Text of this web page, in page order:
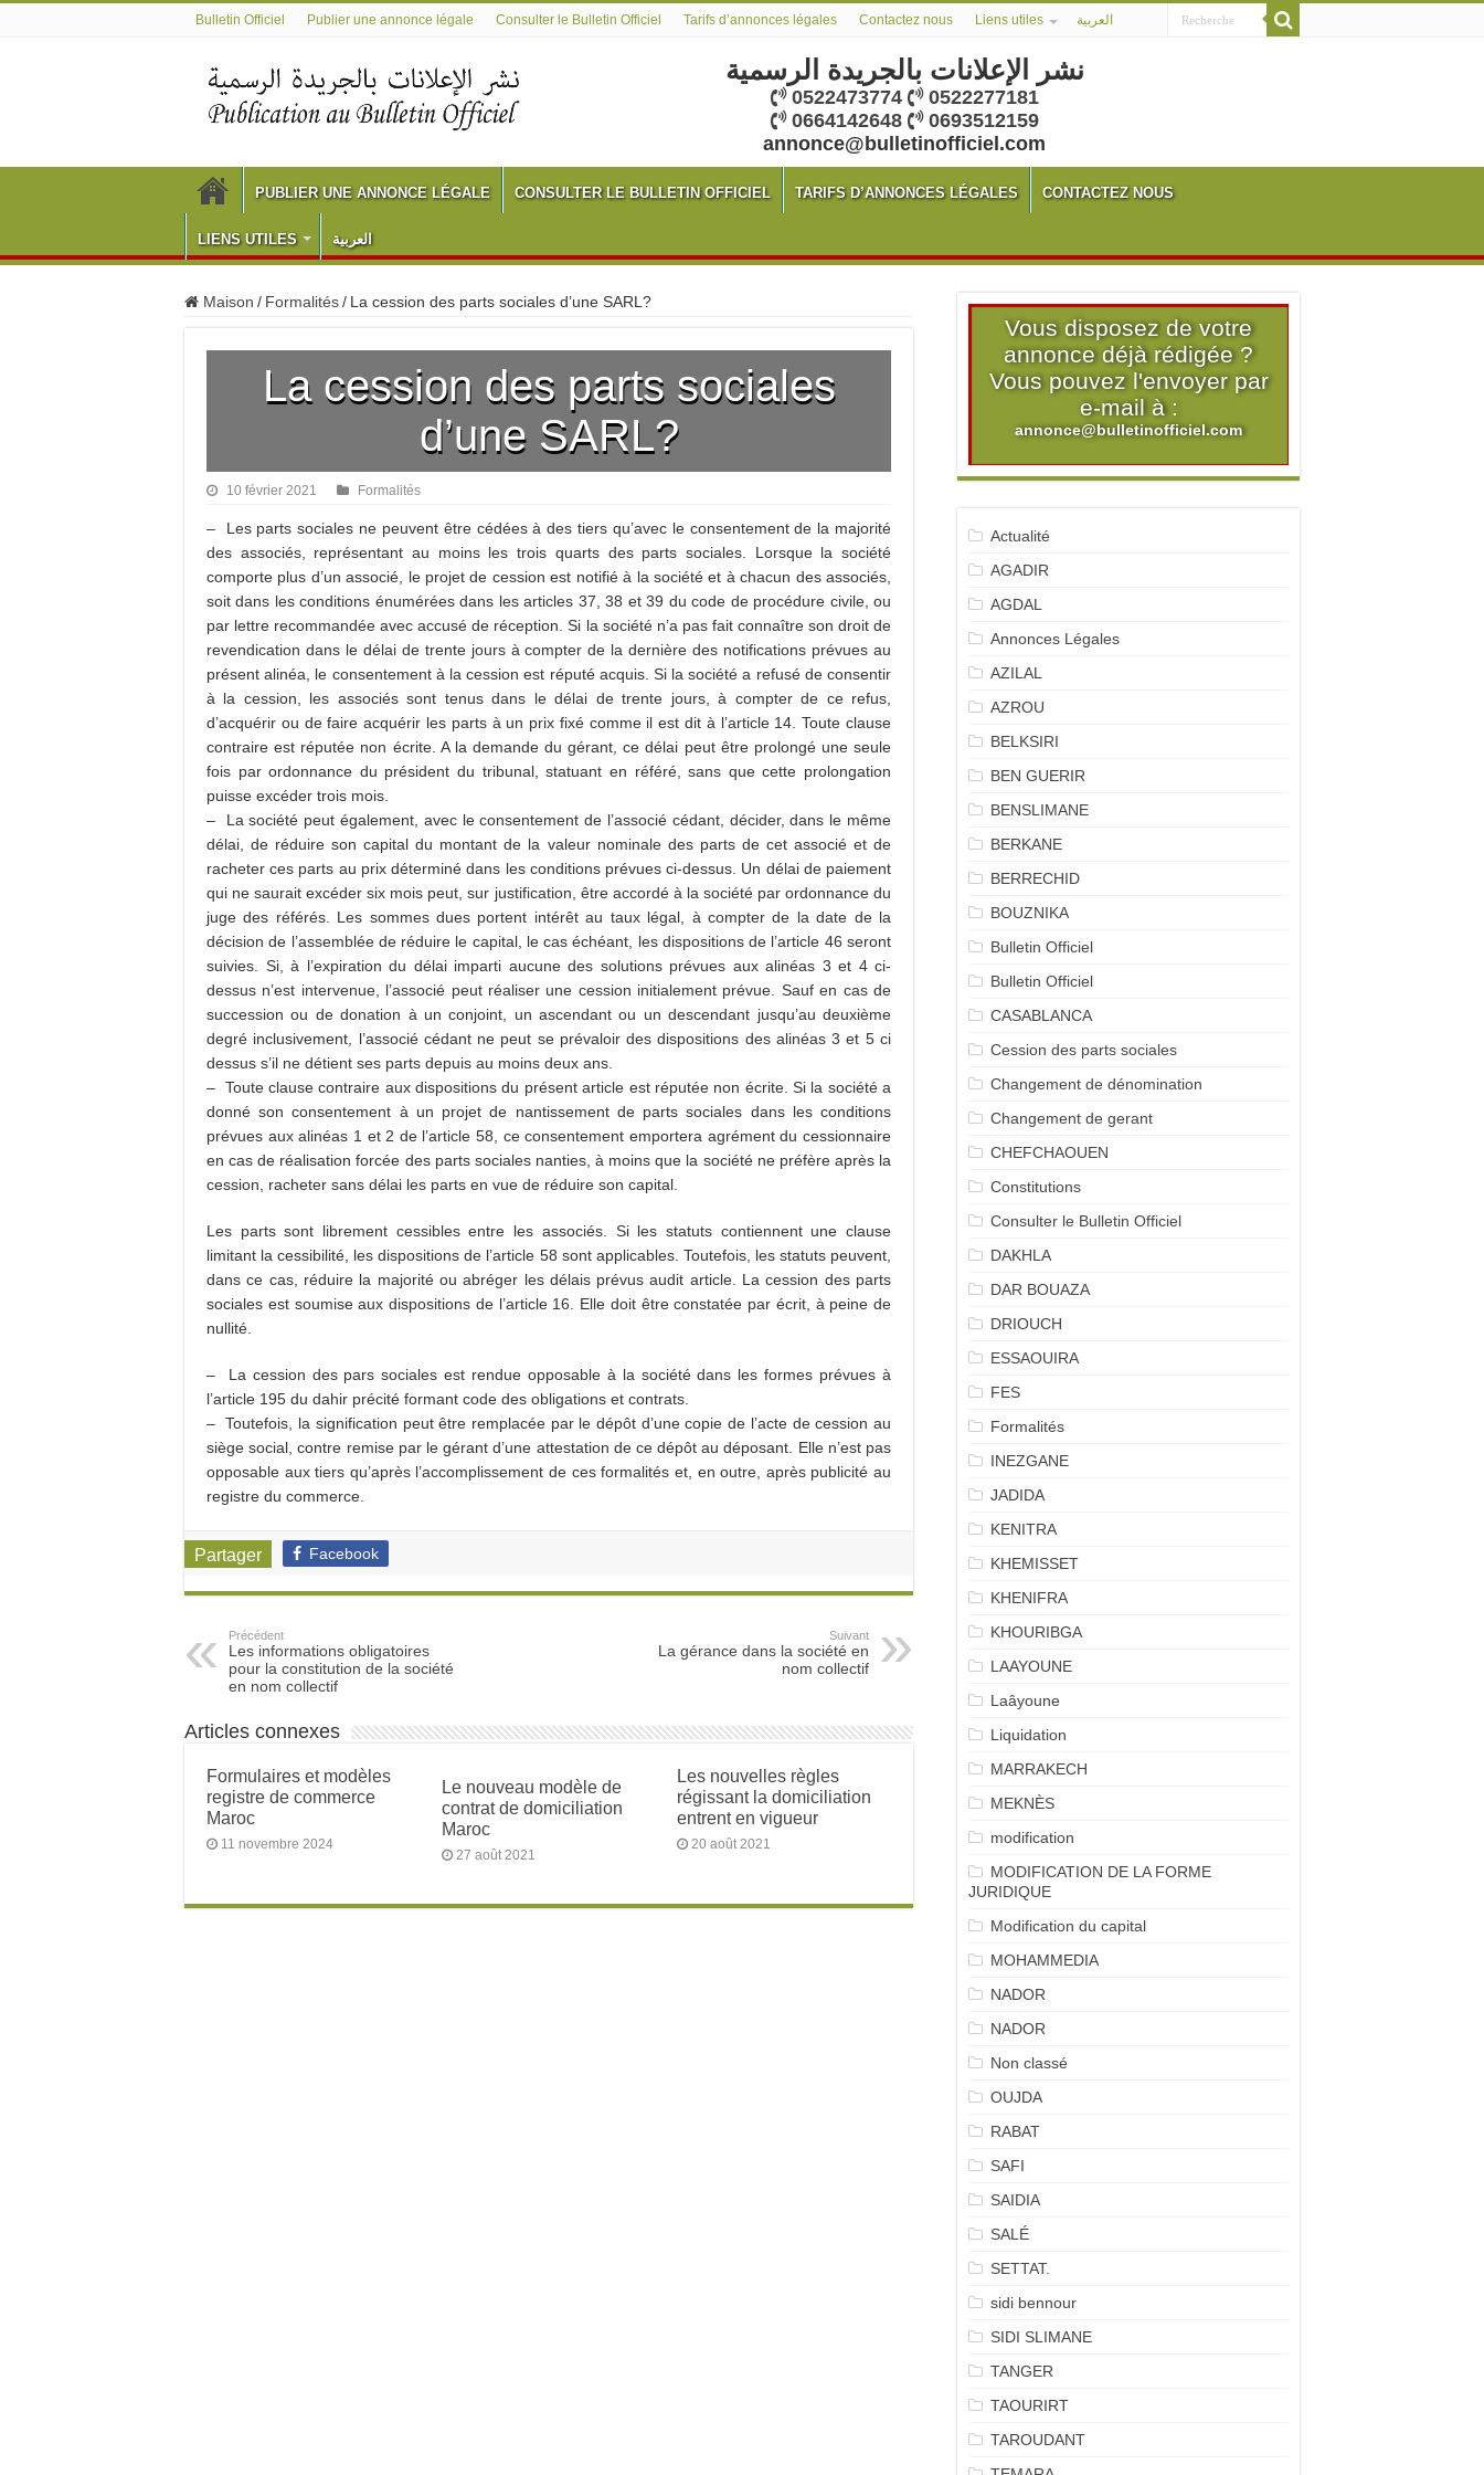
Bulletin Officiel Publier une annonce légale Consulter le Bulletin Officiel Tarifs d’annonces légales Contactez nous Liens utiles العربية
نشر الإعلانات بالجريدة الرسمية
0522473774
0522277181
0664142648
0693512159
annonce@bulletinofficiel.com
PUBLIER UNE ANNONCE LÉGALE CONSULTER LE BULLETIN OFFICIEL TARIFS D’ANNONCES LÉGALES CONTACTEZ NOUS
LIENS UTILES العربية
Maison / Formalités/ La cession des parts sociales d’une SARL?
La cession des parts sociales
d’une SARL?
10 février 2021 Formalités
– Les parts sociales ne peuvent être cédées à des tiers qu’avec le consentement de la majorité
des associés, représentant au moins les trois quarts des parts sociales. Lorsque la société
comporte plus d’un associé, le projet de cession est notifié à la société et à chacun des associés,
soit dans les conditions énumérées dans les articles 37, 38 et 39 du code de procédure civile, ou
par lettre recommandée avec accusé de réception. Si la société n’a pas fait connaître son droit de
revendication dans le délai de trente jours à compter de la dernière des notifications prévues au
présent alinéa, le consentement à la cession est réputé acquis. Si la société a refusé de consentir
à la cession, les associés sont tenus dans le délai de trente jours, à compter de ce refus,
d’acquérir ou de faire acquérir les parts à un prix fixé comme il est dit à l’article 14. Toute clause
contraire est réputée non écrite. A la demande du gérant, ce délai peut être prolongé une seule
fois par ordonnance du président du tribunal, statuant en référé, sans que cette prolongation
puisse excéder trois mois.
– La société peut également, avec le consentement de l’associé cédant, décider, dans le même
délai, de réduire son capital du montant de la valeur nominale des parts de cet associé et de
racheter ces parts au prix déterminé dans les conditions prévues ci-dessus. Un délai de paiement
qui ne saurait excéder six mois peut, sur justification, être accordé à la société par ordonnance du
juge des référés. Les sommes dues portent intérêt au taux légal, à compter de la date de la
décision de l’assemblée de réduire le capital, le cas échéant, les dispositions de l’article 46 seront
suivies. Si, à l’expiration du délai imparti aucune des solutions prévues aux alinéas 3 et 4 ci-
dessus n’est intervenue, l’associé peut réaliser une cession initialement prévue. Sauf en cas de
succession ou de donation à un conjoint, un ascendant ou un descendant jusqu’au deuxième
degré inclusivement, l’associé cédant ne peut se prévaloir des dispositions des alinéas 3 et 5 ci
dessus s’il ne détient ses parts depuis au moins deux ans.
– Toute clause contraire aux dispositions du présent article est réputée non écrite. Si la société a
donné son consentement à un projet de nantissement de parts sociales dans les conditions
prévues aux alinéas 1 et 2 de l’article 58, ce consentement emportera agrément du cessionnaire
en cas de réalisation forcée des parts sociales nanties, à moins que la société ne préfère après la
cession, racheter sans délai les parts en vue de réduire son capital.
Les parts sont librement cessibles entre les associés. Si les statuts contiennent une clause
limitant la cessibilité, les dispositions de l’article 58 sont applicables. Toutefois, les statuts peuvent,
dans ce cas, réduire la majorité ou abréger les délais prévus audit article. La cession des parts
sociales est soumise aux dispositions de l’article 16. Elle doit être constatée par écrit, à peine de
nullité.
– La cession des pars sociales est rendue opposable à la société dans les formes prévues à
l’article 195 du dahir précité formant code des obligations et contrats.
– Toutefois, la signification peut être remplacée par le dépôt d’une copie de l’acte de cession au
siège social, contre remise par le gérant d’une attestation de ce dépôt au déposant. Elle n’est pas
opposable aux tiers qu’après l’accomplissement de ces formalités et, en outre, après publicité au
registre du commerce.
Partager Facebook
Précédent
Les informations obligatoires
pour la constitution de la société
en nom collectif
Suivant
La gérance dans la société en
nom collectif
Articles connexes
Formulaires et modèles
registre de commerce
Maroc
11 novembre 2024
Le nouveau modèle de
contrat de domiciliation
Maroc
27 août 2021
Les nouvelles règles
régissant la domiciliation
entrent en vigueur
20 août 2021
Vous disposez de votre
annonce déjà rédigée ?
Vous pouvez l'envoyer par
e-mail à :
annonce@bulletinofficiel.com
Actualité
AGADIR
AGDAL
Annonces Légales
AZILAL
AZROU
BELKSIRI
BEN GUERIR
BENSLIMANE
BERKANE
BERRECHID
BOUZNIKA
Bulletin Officiel
Bulletin Officiel
CASABLANCA
Cession des parts sociales
Changement de dénomination
Changement de gerant
CHEFCHAOUEN
Constitutions
Consulter le Bulletin Officiel
DAKHLA
DAR BOUAZA
DRIOUCH
ESSAOUIRA
FES
Formalités
INEZGANE
JADIDA
KENITRA
KHEMISSET
KHENIFRA
KHOURIBGA
LAAYOUNE
Laâyoune
Liquidation
MARRAKECH
MEKNÈS
modification
MODIFICATION DE LA FORME
JURIDIQUE
Modification du capital
MOHAMMEDIA
NADOR
NADOR
Non classé
OUJDA
RABAT
SAFI
SAIDIA
SALÉ
SETTAT.
sidi bennour
SIDI SLIMANE
TANGER
TAOURIRT
TAROUDANT